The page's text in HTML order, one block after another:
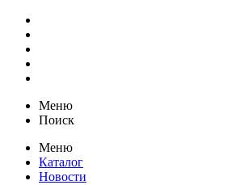
Меню
Поиск
Меню
Каталог
Новости